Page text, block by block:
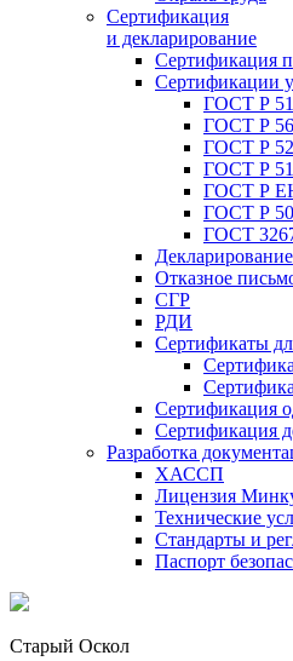
Сертификация
и декларирование
Сертификация
Сертификации
ГОСТ Р
ГОСТ Р
ГОСТ Р
ГОСТ Р
ГОСТ Р
ГОСТ Р
ГОСТ
Декларирование
Отказное
СГР
РДИ
Сертификаты
Сертификация
Сертификация
Разработка
ХАССП
Лицензия
Технические
Стандарты и
Паспорт
Старый Оскол